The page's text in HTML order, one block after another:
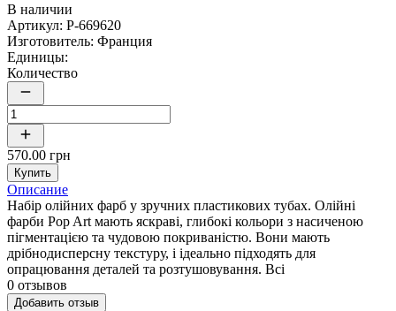
В наличии
Артикул: P-669620
Изготовитель: Франция
Единицы:
Количество
570.00 грн
Купить
Описание
Набір олійних фарб у зручних пластикових тубах. Олійні
фарби Pop Art мають яскраві, глибокі кольори з насиченою
пігментацією та чудовою покриваністю. Вони мають
дрібнодисперсну текстуру, і ідеально підходять для
опрацювання деталей та розтушовування. Всі
0 отзывов
Добавить отзыв